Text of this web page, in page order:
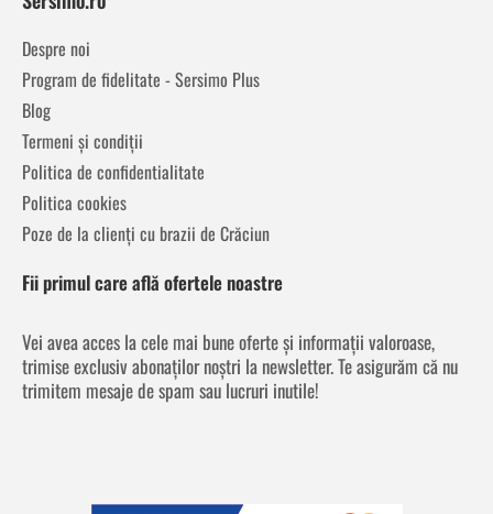
Despre noi
Program de fidelitate - Sersimo Plus
Blog
Termeni și condiții
Politica de confidentialitate
Politica cookies
Poze de la clienți cu brazii de Crăciun
Fii primul care află ofertele noastre
Vei avea acces la cele mai bune oferte și informații valoroase,
trimise exclusiv abonaților noștri la newsletter. Te asigurăm că nu
trimitem mesaje de spam sau lucruri inutile!